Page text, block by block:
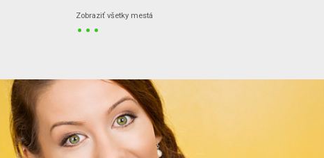
Zobraziť všetky mestá
...